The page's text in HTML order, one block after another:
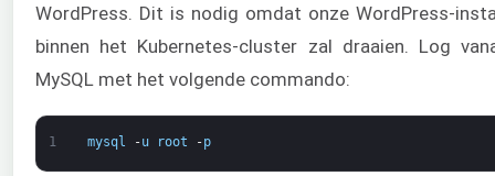
WordPress. Dit is nodig omdat onze WordPress-
binnen het Kubernetes-cluster zal draaien. Log
MySQL met het volgende commando:
1 mysql -u root -p